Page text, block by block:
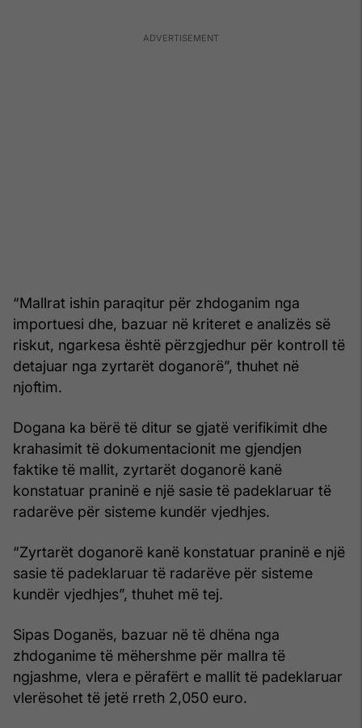
“Mallrat ishin paraqitur për zhdoganim nga
importuesi dhe, bazuar në kriteret e analizës së
riskut, ngarkesa është përzgjedhur për kontroll të
detajuar nga zyrtarët doganorë”, thuhet në
njoftim.
Dogana ka bërë të ditur se gjatë verifikimit dhe
krahasimit të dokumentacionit me gjendjen
faktike të mallit, zyrtarët doganorë kanë
konstatuar praninë e një sasie të padeklaruar të
radarëve për sisteme kundër vjedhjes.
“Zyrtarët doganorë kanë konstatuar praninë e një
sasie të padeklaruar të radarëve për sisteme
kundër vjedhjes”, thuhet më tej.
Sipas Doganës, bazuar në të dhëna nga
zhdoganime të mëhershme për mallra të
ngjashme, vlera e përafërt e mallit të padeklaruar
vlerësohet të jetë rreth 2,050 euro.